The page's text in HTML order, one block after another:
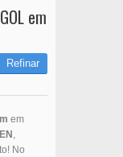
em
Refinar
em
,
No